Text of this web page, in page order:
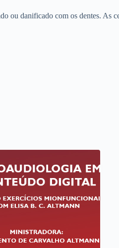
ou danificado com os dentes. As